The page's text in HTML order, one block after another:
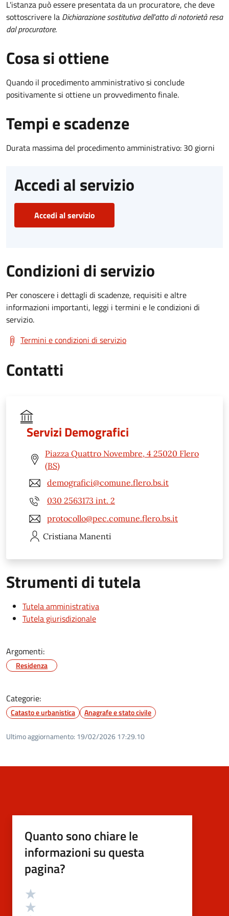
L'istanza può essere presentata da un procuratore, che deve
sottoscrivere la Dichiarazione sostitutiva dell'atto di notorietà resa
dal procuratore.
Cosa si ottiene
Quando il procedimento amministrativo si conclude
positivamente si ottiene un provvedimento finale.
Tempi e scadenze
Durata massima del procedimento amministrativo: 30 giorni
Accedi al servizio
Accedi al servizio
Condizioni di servizio
Per conoscere i dettagli di scadenze, requisiti e altre
informazioni importanti, leggi i termini e le condizioni di
servizio.
Termini e condizioni di servizio
Contatti
Servizi Demografici
Piazza Quattro Novembre, 4 25020 Flero
(BS)
demografici@comune.flero.bs.it
030 2563173 int. 2
protocollo@pec.comune.flero.bs.it
Cristiana Manenti
Strumenti di tutela
Tutela amministrativa
Tutela giurisdizionale
Argomenti:
Residenza
Categorie:
Catasto e urbanistica Anagrafe e stato civile
Ultimo aggiornamento: 19/02/2026 17:29.10
Quanto sono chiare le
informazioni su questa
pagina?
Valutazione